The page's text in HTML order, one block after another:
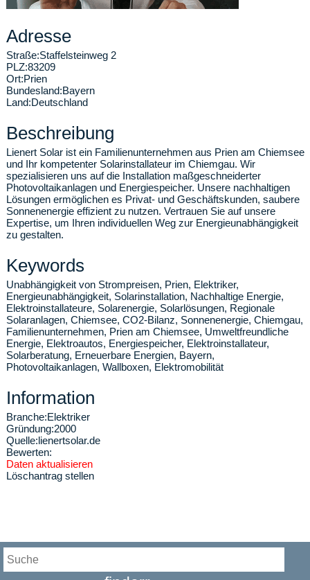
Adresse
Straße:Staffelsteinweg 2
PLZ:83209
Ort:Prien
Bundesland:Bayern
Land:Deutschland
Beschreibung
Lienert Solar ist ein Familienunternehmen aus Prien am Chiemsee
und Ihr kompetenter Solarinstallateur im Chiemgau. Wir
spezialisieren uns auf die Installation maßgeschneiderter
Photovoltaikanlagen und Energiespeicher. Unsere nachhaltigen
Lösungen ermöglichen es Privat- und Geschäftskunden, saubere
Sonnenenergie effizient zu nutzen. Vertrauen Sie auf unsere
Expertise, um Ihren individuellen Weg zur Energieunabhängigkeit
zu gestalten.
Keywords
Unabhängigkeit von Strompreisen, Prien, Elektriker,
Energieunabhängigkeit, Solarinstallation, Nachhaltige Energie,
Elektroinstallateure, Solarenergie, Solarlösungen, Regionale
Solaranlagen, Chiemsee, CO2-Bilanz, Sonnenenergie, Chiemgau,
Familienunternehmen, Prien am Chiemsee, Umweltfreundliche
Energie, Elektroautos, Energiespeicher, Elektroinstallateur,
Solarberatung, Erneuerbare Energien, Bayern,
Photovoltaikanlagen, Wallboxen, Elektromobilität
Information
Branche:Elektriker
Gründung:2000
Quelle:lienertsolar.de
Bewerten:
Daten aktualisieren
Löschantrag stellen